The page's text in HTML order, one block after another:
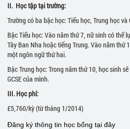
II. Học tập tại trường:
Trường có ba bậc học: Tiểu học, Trung học và
Bậc Tiểu học: Vào năm thứ 7, nữ sinh có thể
Tây Ban Nha hoặc tiếng Trung. Vào năm thứ
một ngôn ngữ thứ hai.
Bậc Trung học: Trong năm thứ 10, học sinh
GCSE của mình.
III. Học phí:
£5,760/kỳ (từ tháng 1/2014)
Đăng ký thông tin học bổng tại đây